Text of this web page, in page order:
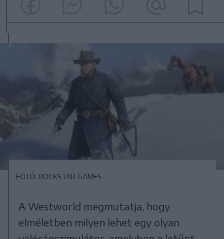
FOTÓ: ROCKSTAR GAMES
A Westworld megmutatja, hogy
elméletben milyen lehet egy olyan